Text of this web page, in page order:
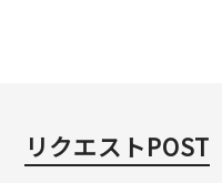
リクエストPOST